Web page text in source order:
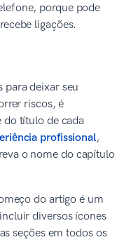
porque pode
ligações.
para deixar seu
riscos, é
título de cada
profissional,
o nome do capítulo
do artigo é um
diversos ícones
seções em todos os